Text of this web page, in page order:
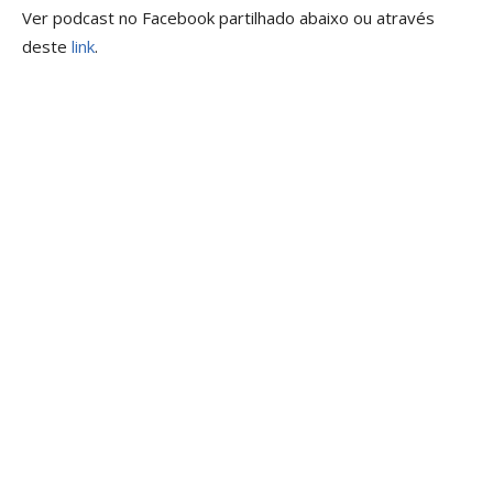
Ver podcast no Facebook partilhado abaixo ou através
deste link.